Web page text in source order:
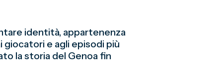
identità, appartenenza
giocatori e agli episodi più
la storia del Genoa fin